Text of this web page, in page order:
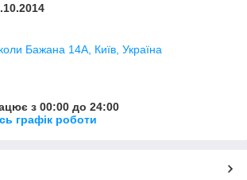
Бажана 14А, Київ, Україна
з 00:00 до 24:00
графік роботи